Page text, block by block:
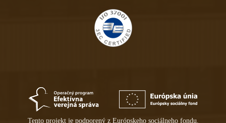
Tento projekt je podporený z Európskeho sociálneho fondu.